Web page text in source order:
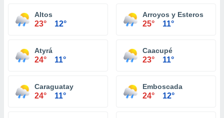
Altos
23° 12°
Arroyos y Esteros
25° 11°
Atyrá
24° 11°
Caacupé
23° 11°
Caraguatay
24° 11°
Emboscada
24° 12°